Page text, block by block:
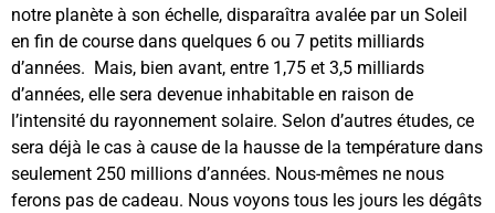
notre planète à son échelle, disparaîtra avalée par un Soleil
en fin de course dans quelques 6 ou 7 petits milliards
d’années. Mais, bien avant, entre 1,75 et 3,5 milliards
d’années, elle sera devenue inhabitable en raison de
l’intensité du rayonnement solaire. Selon d’autres études, ce
sera déjà le cas à cause de la hausse de la température dans
seulement 250 millions d’années. Nous-mêmes ne nous
ferons pas de cadeau. Nous voyons tous les jours les dégâts